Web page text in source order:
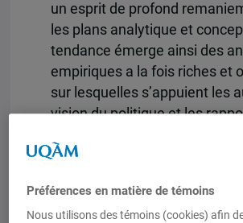
un esprit de profond
les plans analytique et
tendance émerge ainsi des
empiriques a la fois riches et
sur lesquelles s’appuient les
vision du politique et les
articulation entre les espaces
voies au déploiement de la
Préférences en matière de témoins
Nous utilisons des témoins (cookies) afin